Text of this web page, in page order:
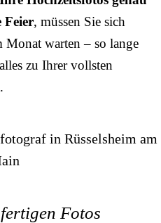
Feier, müssen Sie sich
Monat warten – so lange
zu Ihrer vollsten
Fotos